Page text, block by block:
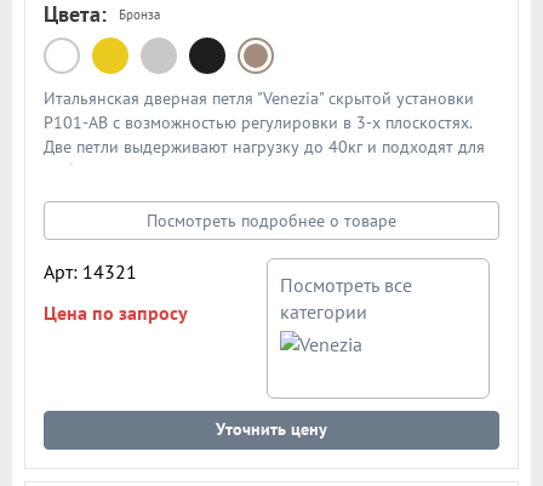
Цвета: Бронза
Итальянская дверная петля "Venezia" скрытой установки
P101-AB с возможностью регулировки в 3-х плоскостях.
Две петли выдерживают нагрузку до 40кг и подходят для
любых межкомнатных дверей толщиной от 35мм. Цвет:
Посмотреть подробнее о товаре
Арт: 14321
Цена по запросу
Посмотреть все
категории
Уточнить цену